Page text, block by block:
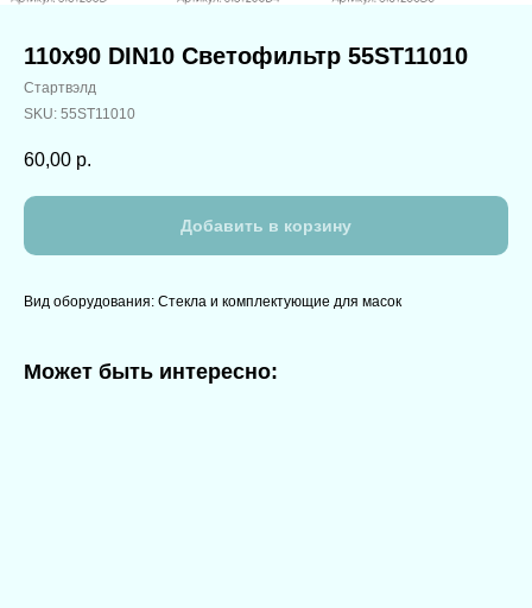
110х90 DIN10 Светофильтр 55ST11010
Стартвэлд
SKU: 55ST11010
60,00 р.
Добавить в корзину
Вид оборудования: Стекла и комплектующие для масок
Может быть интересно: